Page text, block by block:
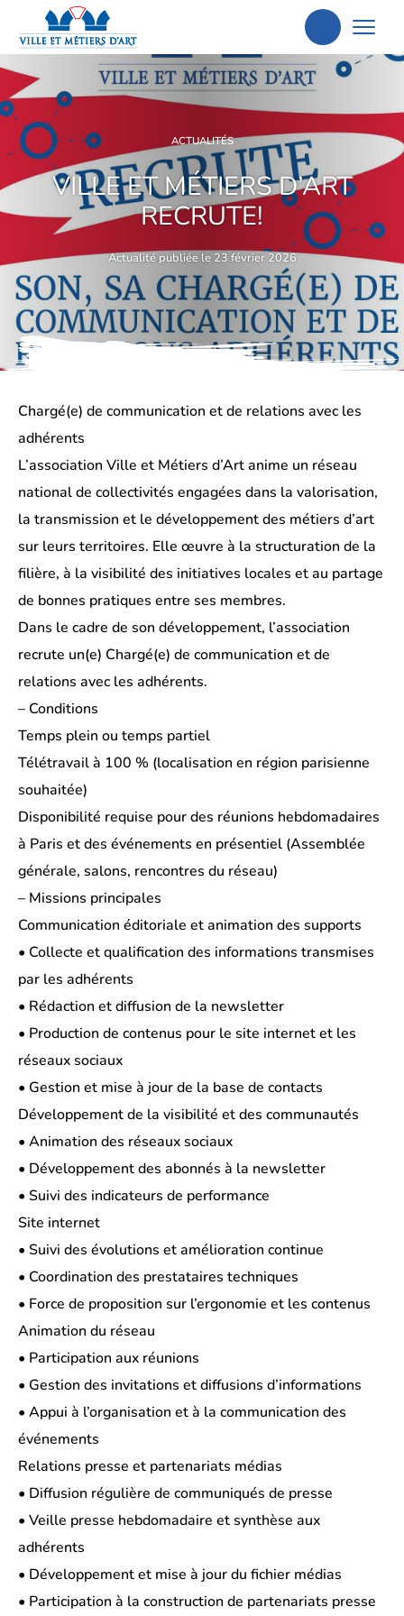
Aller
recherche
ACTUALITÉS
VILLE ET MÉTIERS D’ART
RECRUTE!
Actualité publiée le 23 février 2026
Chargé(e) de communication et de relations avec les
adhérents
L’association Ville et Métiers d’Art anime un réseau
national de collectivités engagées dans la valorisation,
la transmission et le développement des métiers d’art
sur leurs territoires. Elle œuvre à la structuration de la
filière, à la visibilité des initiatives locales et au partage
de bonnes pratiques entre ses membres.
Dans le cadre de son développement, l’association
recrute un(e) Chargé(e) de communication et de
relations avec les adhérents.
– Conditions
Temps plein ou temps partiel
Télétravail à 100 % (localisation en région parisienne
souhaitée)
Disponibilité requise pour des réunions hebdomadaires
à Paris et des événements en présentiel (Assemblée
générale, salons, rencontres du réseau)
– Missions principales
Communication éditoriale et animation des supports
• Collecte et qualification des informations transmises
par les adhérents
• Rédaction et diffusion de la newsletter
• Production de contenus pour le site internet et les
réseaux sociaux
• Gestion et mise à jour de la base de contacts
Développement de la visibilité et des communautés
• Animation des réseaux sociaux
• Développement des abonnés à la newsletter
• Suivi des indicateurs de performance
Site internet
• Suivi des évolutions et amélioration continue
• Coordination des prestataires techniques
• Force de proposition sur l’ergonomie et les contenus
Animation du réseau
• Participation aux réunions
• Gestion des invitations et diffusions d’informations
• Appui à l’organisation et à la communication des
événements
Relations presse et partenariats médias
• Diffusion régulière de communiqués de presse
• Veille presse hebdomadaire et synthèse aux
adhérents
• Développement et mise à jour du fichier médias
• Participation à la construction de partenariats presse